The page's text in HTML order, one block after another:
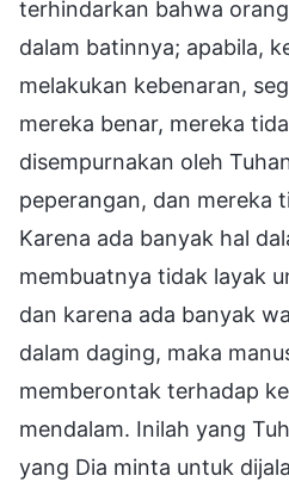
terhindarkan bahwa
dalam batinnya; apabila,
melakukan kebenaran,
mereka benar, mereka
disempurnakan oleh
peperangan, dan mereka
Karena ada banyak hal
membuatnya tidak layak
dan karena ada banyak
dalam daging, maka
memberontak terhadap
mendalam. Inilah yang
yang Dia minta untuk